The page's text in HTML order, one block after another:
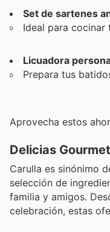
Set de sartenes
Ideal para
Licuadora
Prepara tus
Aprovecha estos
Delicias
Carulla es sinónimo
selección de
familia y amigos.
celebración, estas